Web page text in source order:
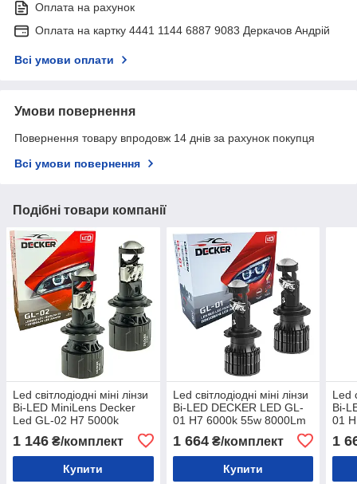
Оплата на рахунок
Оплата на картку 4441 1144 6887 9083 Деркачов Андрій
Всі умови оплати
Умови повернення
Повернення товару впродовж 14 днів за рахунок покупця
Всі умови повернення
Подібні товари компанії
Led світлодіодні міні лінзи
Bi-LED MiniLens Decker
Led GL-02 H7 5000k
8000lm 45w 9-32v (2 шт)
1 146 ₴/комплект
Купити
Led світлодіодні міні лінзи
Bi-LED DECKER LED GL-
01 H7 6000k 55w 8000Lm
1 664₴/комплект
Купити
Led
Bi-
01
1